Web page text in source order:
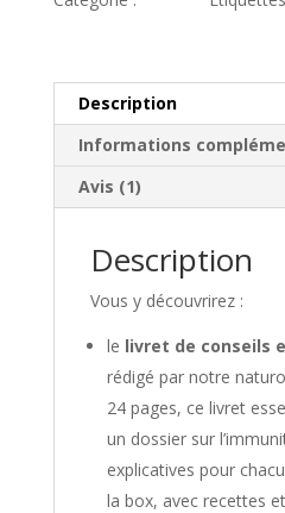
Description
Informations
Avis (1)
Description
Vous y découvrirez :
le livret de conseils
rédigé par notre
24 pages, ce livret
un dossier sur
explicatives pour
la box, avec recettes